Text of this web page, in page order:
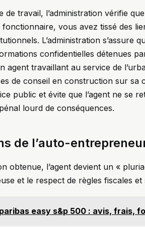
de travail, l’administration vérifie
vous avez tissé des
L’administration s’assure
confidentielles détenues
agent travaillant au service de
de conseil en construction sur sa
public et évite que l’agent ne se
lourd de conséquences.
de l’auto-
obtenue, l’agent devient un «
et le respect de règles fiscales et
easy s&p 500 : avis, frais,